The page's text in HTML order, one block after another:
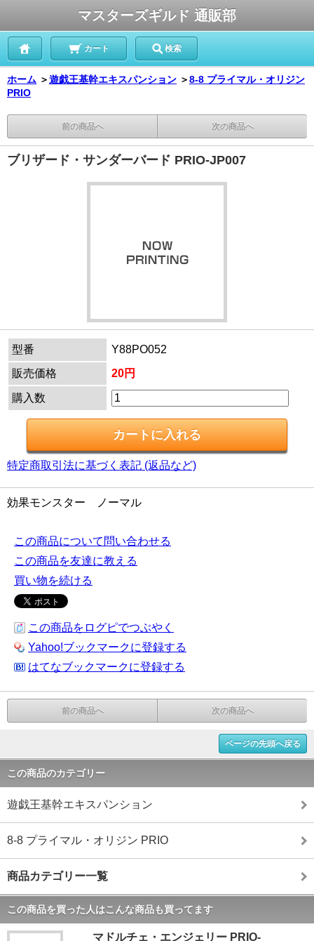
マスターズギルド 通販部
カート 検索
ホーム ＞遊戯王基幹エキスパンション ＞8-8 プライマル・オリジン
PRIO
前の商品へ 次の商品へ
ブリザード・サンダーバード PRIO-JP007
型番
Y88PO052
販売価格
20円
購入数
特定商取引法に基づく表記 (返品など)
効果モンスター ノーマル
この商品について問い合わせる
この商品を友達に教える
買い物を続ける
この商品をログピでつぶやく
Yahoo!ブックマークに登録する
はてなブックマークに登録する
前の商品へ 次の商品へ
ページの先頭へ戻る
この商品のカテゴリー
遊戯王基幹エキスパンション
8-8 プライマル・オリジン PRIO
商品カテゴリー一覧
この商品を買った人はこんな商品も買ってます
マドルチェ・エンジェリー PRIO-